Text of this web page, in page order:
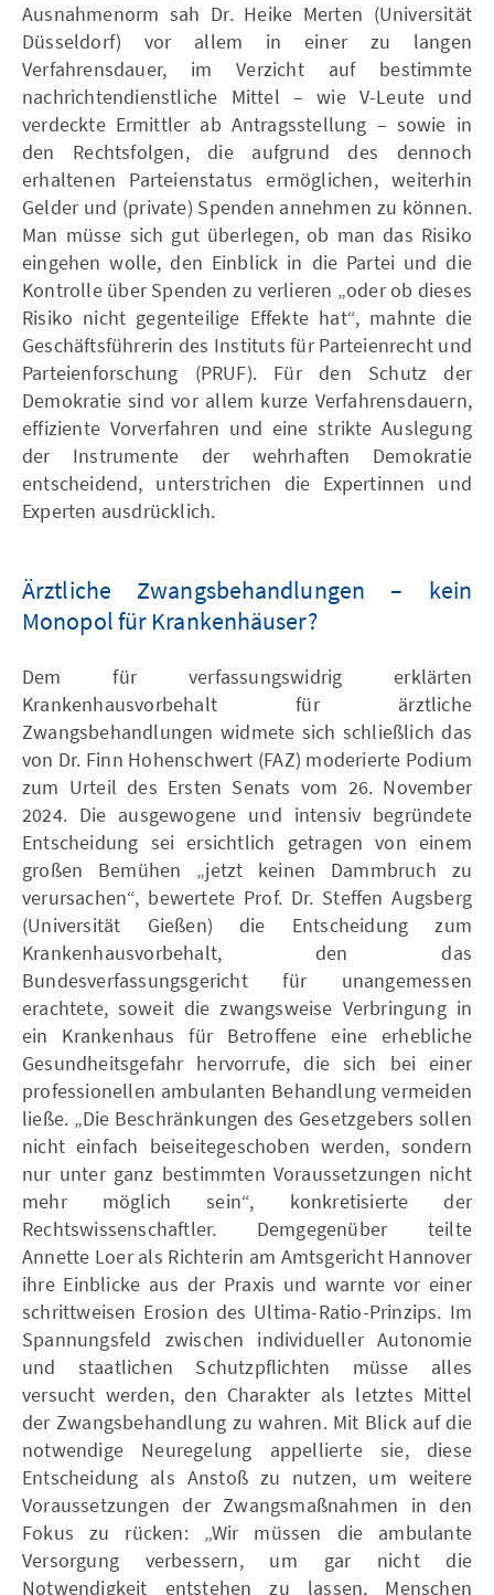
Ausnahmenorm sah Dr. Heike Merten (Universität
Düsseldorf) vor allem in einer zu langen
Verfahrensdauer, im Verzicht auf bestimmte
nachrichtendienstliche Mittel – wie V-Leute und
verdeckte Ermittler ab Antragsstellung – sowie in
den Rechtsfolgen, die aufgrund des dennoch
erhaltenen Parteienstatus ermöglichen, weiterhin
Gelder und (private) Spenden annehmen zu können.
Man müsse sich gut überlegen, ob man das Risiko
eingehen wolle, den Einblick in die Partei und die
Kontrolle über Spenden zu verlieren „oder ob dieses
Risiko nicht gegenteilige Effekte hat“, mahnte die
Geschäftsführerin des Instituts für Parteienrecht und
Parteienforschung (PRUF). Für den Schutz der
Demokratie sind vor allem kurze Verfahrensdauern,
effiziente Vorverfahren und eine strikte Auslegung
der Instrumente der wehrhaften Demokratie
entscheidend, unterstrichen die Expertinnen und
Experten ausdrücklich.
Ärztliche Zwangsbehandlungen – kein
Monopol für Krankenhäuser?
Dem für verfassungswidrig erklärten
Krankenhausvorbehalt für ärztliche
Zwangsbehandlungen widmete sich schließlich das
von Dr. Finn Hohenschwert (FAZ) moderierte Podium
zum Urteil des Ersten Senats vom 26. November
2024. Die ausgewogene und intensiv begründete
Entscheidung sei ersichtlich getragen von einem
großen Bemühen „jetzt keinen Dammbruch zu
verursachen“, bewertete Prof. Dr. Steffen Augsberg
(Universität Gießen) die Entscheidung zum
Krankenhausvorbehalt, den das
Bundesverfassungsgericht für unangemessen
erachtete, soweit die zwangsweise Verbringung in
ein Krankenhaus für Betroffene eine erhebliche
Gesundheitsgefahr hervorrufe, die sich bei einer
professionellen ambulanten Behandlung vermeiden
ließe. „Die Beschränkungen des Gesetzgebers sollen
nicht einfach beiseitegeschoben werden, sondern
nur unter ganz bestimmten Voraussetzungen nicht
mehr möglich sein“, konkretisierte der
Rechtswissenschaftler. Demgegenüber teilte
Annette Loer als Richterin am Amtsgericht Hannover
ihre Einblicke aus der Praxis und warnte vor einer
schrittweisen Erosion des Ultima-Ratio-Prinzips. Im
Spannungsfeld zwischen individueller Autonomie
und staatlichen Schutzpflichten müsse alles
versucht werden, den Charakter als letztes Mittel
der Zwangsbehandlung zu wahren. Mit Blick auf die
notwendige Neuregelung appellierte sie, diese
Entscheidung als Anstoß zu nutzen, um weitere
Voraussetzungen der Zwangsmaßnahmen in den
Fokus zu rücken: „Wir müssen die ambulante
Versorgung verbessern, um gar nicht die
Notwendigkeit entstehen zu lassen, Menschen